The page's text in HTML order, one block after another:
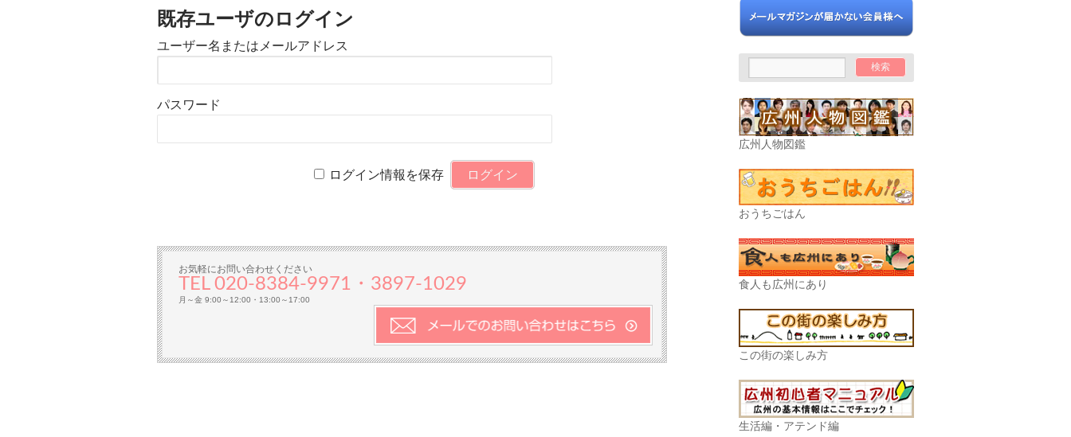
既存ユーザのログイン
ユーザー名またはメールアドレス
パスワード
ログイン情報を保存
お気軽にお問い合わせください
TEL 020-8384‐9971・3897-1029
月～金 9:00～12:00・13:00～17:00
広州人物図鑑
おうちごはん
食人も広州にあり
この街の楽しみ方
生活編・アテンド編